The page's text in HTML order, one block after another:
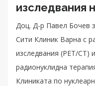
изследвания
Доц. Д-р Павел Бочев
Сити Клиник Варна с
изследвания (PET/CT)
радионуклидна
Клиниката по